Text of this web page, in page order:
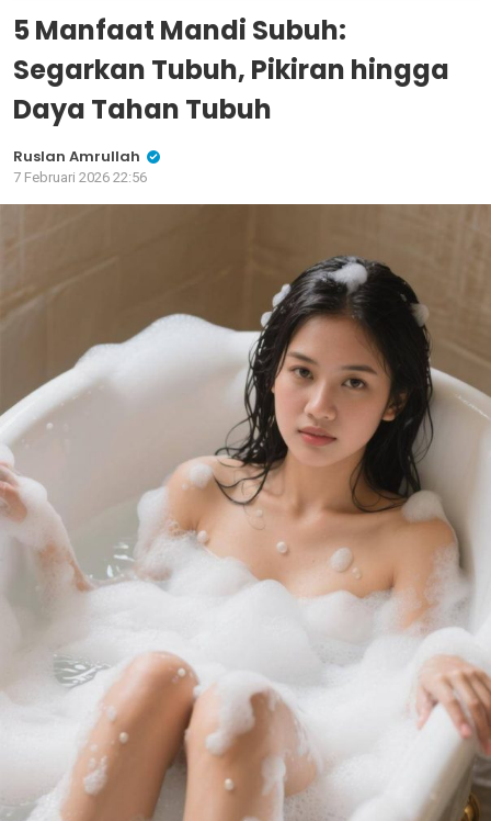
5 Manfaat Mandi Subuh:
Segarkan Tubuh, Pikiran hingga
Daya Tahan Tubuh
Ruslan Amrullah
7 Februari 2026 22:56